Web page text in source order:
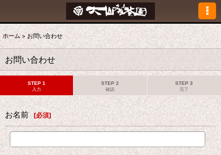
ホーム > お問い合わせ
お問い合わせ
STEP 1
入力
STEP 2
確認
STEP 3
完了
お名前 [必須]